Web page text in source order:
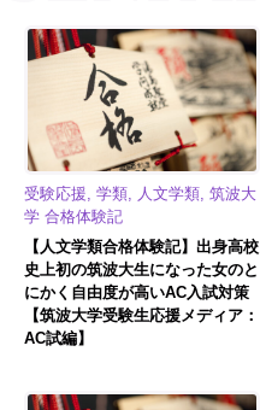
受験応援, 学類, 人文学類, 筑波大
学 合格体験記
【人文学類合格体験記】出身高校
史上初の筑波大生になった女のと
にかく自由度が高いAC入試対策
【筑波大学受験生応援メディア：
AC試編】